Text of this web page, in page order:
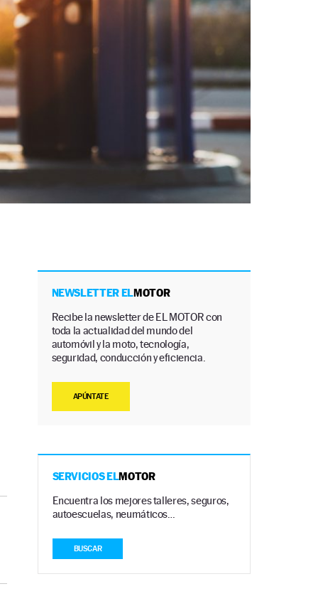
NEWSLETTER ELMOTOR
Recibe la newsletter de EL MOTOR con
toda la actualidad del mundo del
automóvil y la moto, tecnología,
seguridad, conducción y eficiencia.
APÚNTATE
SERVICIOS ELMOTOR
Encuentra los mejores talleres, seguros,
autoescuelas, neumáticos…
BUSCAR